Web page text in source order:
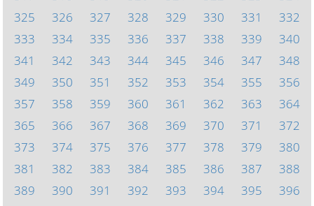
325
326 327 328 329 330 331
332
333
334 335 336 337 338 339
340
341
342 343 344 345 346 347
348
349
350 351 352 353 354 355
356
357
358 359 360 361 362 363
364
365
366 367 368 369 370 371
372
373
374 375 376 377 378 379
380
381
382 383 384 385 386 387
388
389
390 391 392 393 394 395
396